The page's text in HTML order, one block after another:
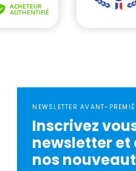
NEWSLETTER AVANT-
Inscrivez
newsletter et
nos